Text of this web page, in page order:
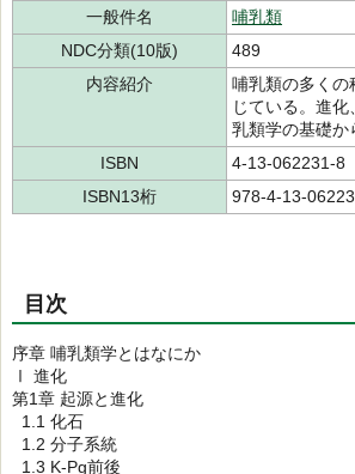
一般件名
哺乳類
NDC分類(10版)
489
内容紹介
哺乳類の多くの
じている。進
乳類学の基礎か
ISBN
4-13-062231-8
ISBN13桁
978-4-13-
目次
序章 哺乳類学とはなにか
Ⅰ 進化
第1章 起源と進化
1.1 化石
1.2 分子系統
1.3 K-Pg前後